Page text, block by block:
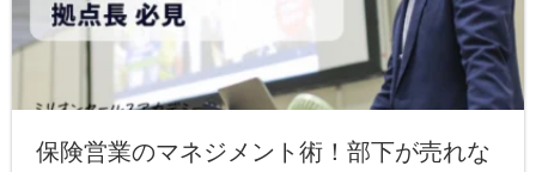
保険営業のマネジメント術！部下が売れな